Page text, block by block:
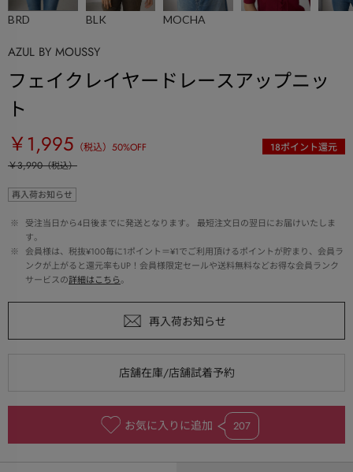
BRD BLK MOCHA
AZUL BY MOUSSY
フェイクレイヤードレースアップニッ
ト
￥1,995 （税込） 50%OFF 18ポイント還元
￥3,990（税込）
再入荷お知らせ
※
受注当日から4日後までに発送となります。 最短注文日の翌日にお届けいたしま
す。
※
会員様は、税抜¥100毎に1ポイント＝¥1でご利用頂けるポイントが貯まり、会員ラ
ンクが上がると還元率もUP！会員様限定セールや送料無料などお得な会員ランク
サービスの詳細はこちら。
お気に入りに追加 207